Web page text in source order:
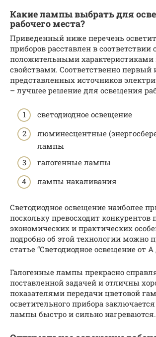
Какие лампы выбрать для
рабочего места?
Приведенный ниже перечень
приборов расставлен в соответствии с
положительными
свойствами. Соответственно первый
представленных источников
– лучшее решение для освещения
светодиодное освещение
люминесцентные
лампы
галогенные лампы
лампы накаливания
Светодиодное освещение наиболее
поскольку превосходит конкурентов
экономических и практических
подробно об этой технологии можно
статье “Светодиодное освещение от А
Галогенные лампы прекрасно
поставленной задачей и отличны
показателями передачи цветовой
осветительного прибора
лампы быстро и сильно нагреваются.